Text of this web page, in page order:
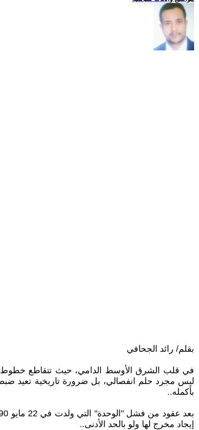
بقلم/ رائد الجحافي
في قلب الشرق الأوسط الدامي، حيث تتقاطع خطوط
ليس مجرد حلم انفصالي، بل ضرورة تاريخية تعيد ضبط
بأكمله..
إيجاد مخرج لها ولو بالحد الأدنى..